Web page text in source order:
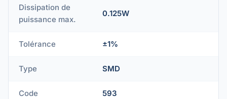
Dissipation de
puissance max.
0.125W
Tolérance ±1%
Type SMD
Code 593